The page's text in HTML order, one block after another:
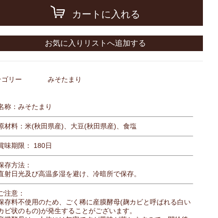
カートに入れる
お気に入りリストへ追加する
ゴリー みそたまり
称：みそたまり
材料：米(秋田県産)、大豆(秋田県産)、食塩
味期限： 180日
存方法：
射日光及び高温多湿を避け、冷暗所で保存。
注意：
存料不使用のため、ごく稀に産膜酵母(麹カビと呼ばれる白い
ビ状のもの)が発生することがございます。